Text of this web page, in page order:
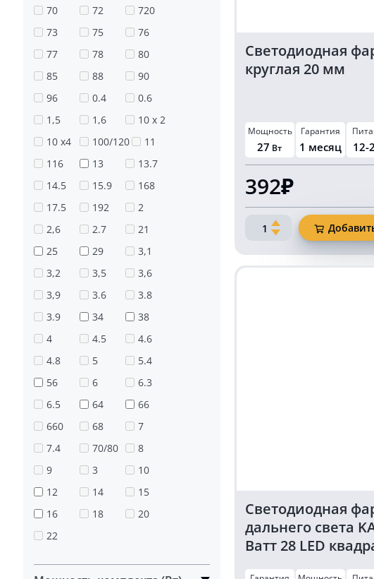
70
72
720
73
75
76
77
78
80
85
88
90
96
0.4
0.6
1,5
1,6
10 х 2
10 х4
100/120
11
116
13
13.7
14.5
15.9
168
17.5
192
2
2,6
2.7
21
25
29
3,1
3,2
3,5
3,6
3,9
3.6
3.8
3.9
34
38
4
4.5
4.6
4.8
5
5.4
56
6
6.3
6.5
64
66
660
68
7
7.4
70/80
8
9
3
10
12
14
15
16
18
20
22
Светодиодная
круглая 20 мм
Мощность
27 Вт
Гарантия
1 месяц 12-
392₽
Количество
Светодиодная
фара
Светодиодная
дальнего света
Ватт 28 LED
12/24 Вольт